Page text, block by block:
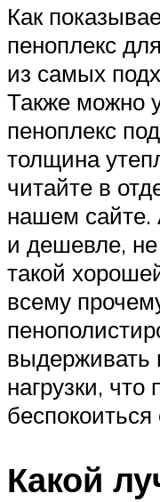
Как
пеноплекс
из самых
Также можно
пеноплекс
толщина
читайте в
нашем сайте.
и дешевле,
такой
всему
выдерживать
нагрузки, что
Какой